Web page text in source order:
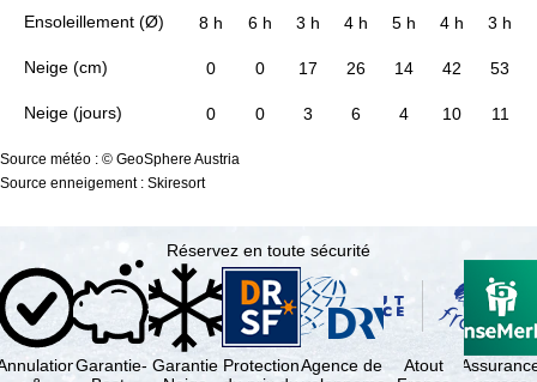
Ensoleillement (Ø)
Neige (cm)
Neige (jours)
8 h 6 h 3 h 4 h 5 h 4 h 3 h
0 0 17 26 14 42 53
0 0 3 6 4 10 11
Source météo : © GeoSphere Austria
Source enneigement : Skiresort
Réservez en toute sécurité
Garantie- Garantie ProtectionAgence de
Atout